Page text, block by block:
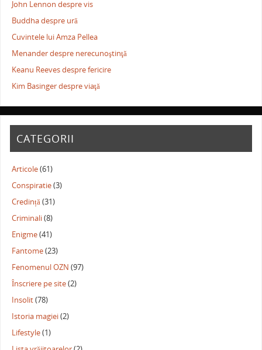
John Lennon despre vis
Buddha despre ură
Cuvintele lui Amza Pellea
Menander despre nerecunoştinţă
Keanu Reeves despre fericire
Kim Basinger despre viaţă
CATEGORII
Articole(61)
Conspiratie(3)
Credință(31)
Criminali(8)
Enigme(41)
Fantome(23)
Fenomenul OZN (97)
Înscriere pe site(2)
Insolit(78)
Istoria magiei(2)
Lifestyle(1)